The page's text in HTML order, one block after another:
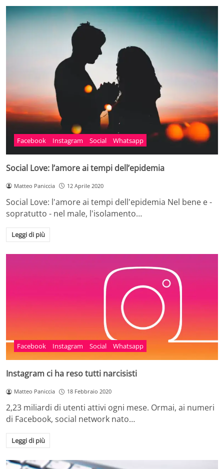
Facebook Instagram Social Whatsapp
Social Love: l’amore ai tempi dell’epidemia
Matteo Paniccia 12 Aprile 2020
Social Love: l'amore ai tempi dell'epidemia Nel bene e -
sopratutto - nel male, l'isolamento…
Leggi di più
Facebook Instagram Social Whatsapp
Instagram ci ha reso tutti narcisisti
Matteo Paniccia 18 Febbraio 2020
2,23 miliardi di utenti attivi ogni mese. Ormai, ai numeri
di Facebook, social network nato…
Leggi di più